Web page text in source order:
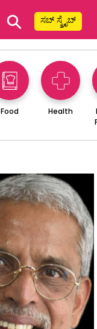
⚲ ಸಬ್ ಸ್ಕ್ರೈಬ್
Food Health